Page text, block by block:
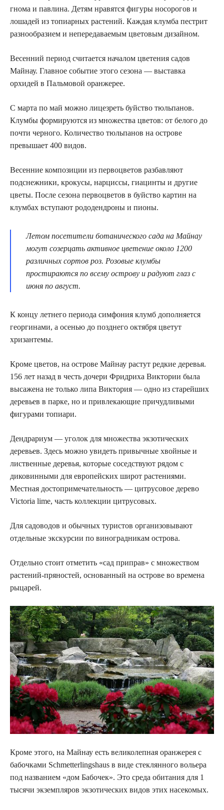
гнома и павлина. Детям нравятся фигуры носорогов и
лошадей из топиарных растений. Каждая клумба пестрит
разнообразием и непередаваемым цветовым дизайном.
Весенний период считается началом цветения садов
Майнау. Главное событие этого сезона — выставка
орхидей в Пальмовой оранжерее.
С марта по май можно лицезреть буйство тюльпанов.
Клумбы формируются из множества цветов: от белого до
почти черного. Количество тюльпанов на острове
превышает 400 видов.
Весенние композиции из первоцветов разбавляют
подснежники, крокусы, нарциссы, гиацинты и другие
цветы. После сезона первоцветов в буйство картин на
клумбах вступают рододендроны и пионы.
Летом посетители ботанического сада на Майнау
могут созерцать активное цветение около 1200
различных сортов роз. Розовые клумбы
простираются по всему острову и радуют глаз с
июня по август.
К концу летнего периода симфония клумб дополняется
георгинами, а осенью до позднего октября цветут
хризантемы.
Кроме цветов, на острове Майнау растут редкие деревья.
156 лет назад в честь дочери Фридриха Виктории была
высажена не только липа Виктория — одно из старейших
деревьев в парке, но и привлекающие причудливыми
фигурами топиари.
Дендрариум — уголок для множества экзотических
деревьев. Здесь можно увидеть привычные хвойные и
лиственные деревья, которые соседствуют рядом с
диковинными для европейских широт растениями.
Местная достопримечательность — цитрусовое дерево
Victoria lime, часть коллекции цитрусовых.
Для садоводов и обычных туристов организовывают
отдельные экскурсии по виноградникам острова.
Отдельно стоит отметить «сад приправ» с множеством
растений-пряностей, основанный на острове во времена
рыцарей.
Кроме этого, на Майнау есть великолепная оранжерея с
бабочками Schmetterlingshaus в виде стеклянного вольера
под названием «дом Бабочек». Это среда обитания для 1
тысячи экземпляров экзотических видов этих насекомых.